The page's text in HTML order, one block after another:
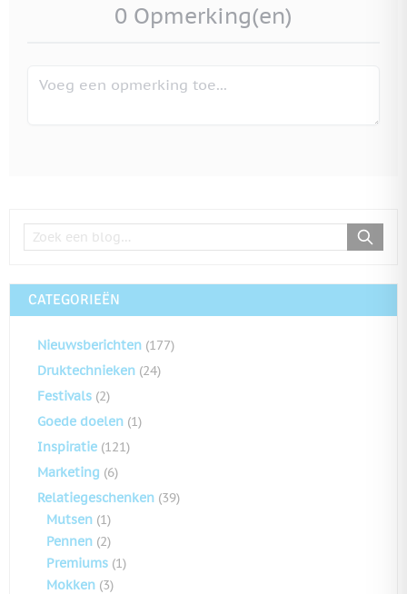
0 Opmerking(en)
CATEGORIEËN
Nieuwsberichten (177)
Druktechnieken (24)
Festivals (2)
Goede doelen (1)
Inspiratie (121)
Marketing (6)
Relatiegeschenken (39)
Mutsen (1)
Pennen (2)
Premiums (1)
Mokken (3)